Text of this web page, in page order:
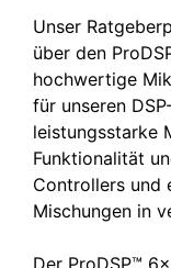
Unser
über den
hochwertige
für unseren
leistungsstarke
Funktionalität
Controllers und
Mischungen in